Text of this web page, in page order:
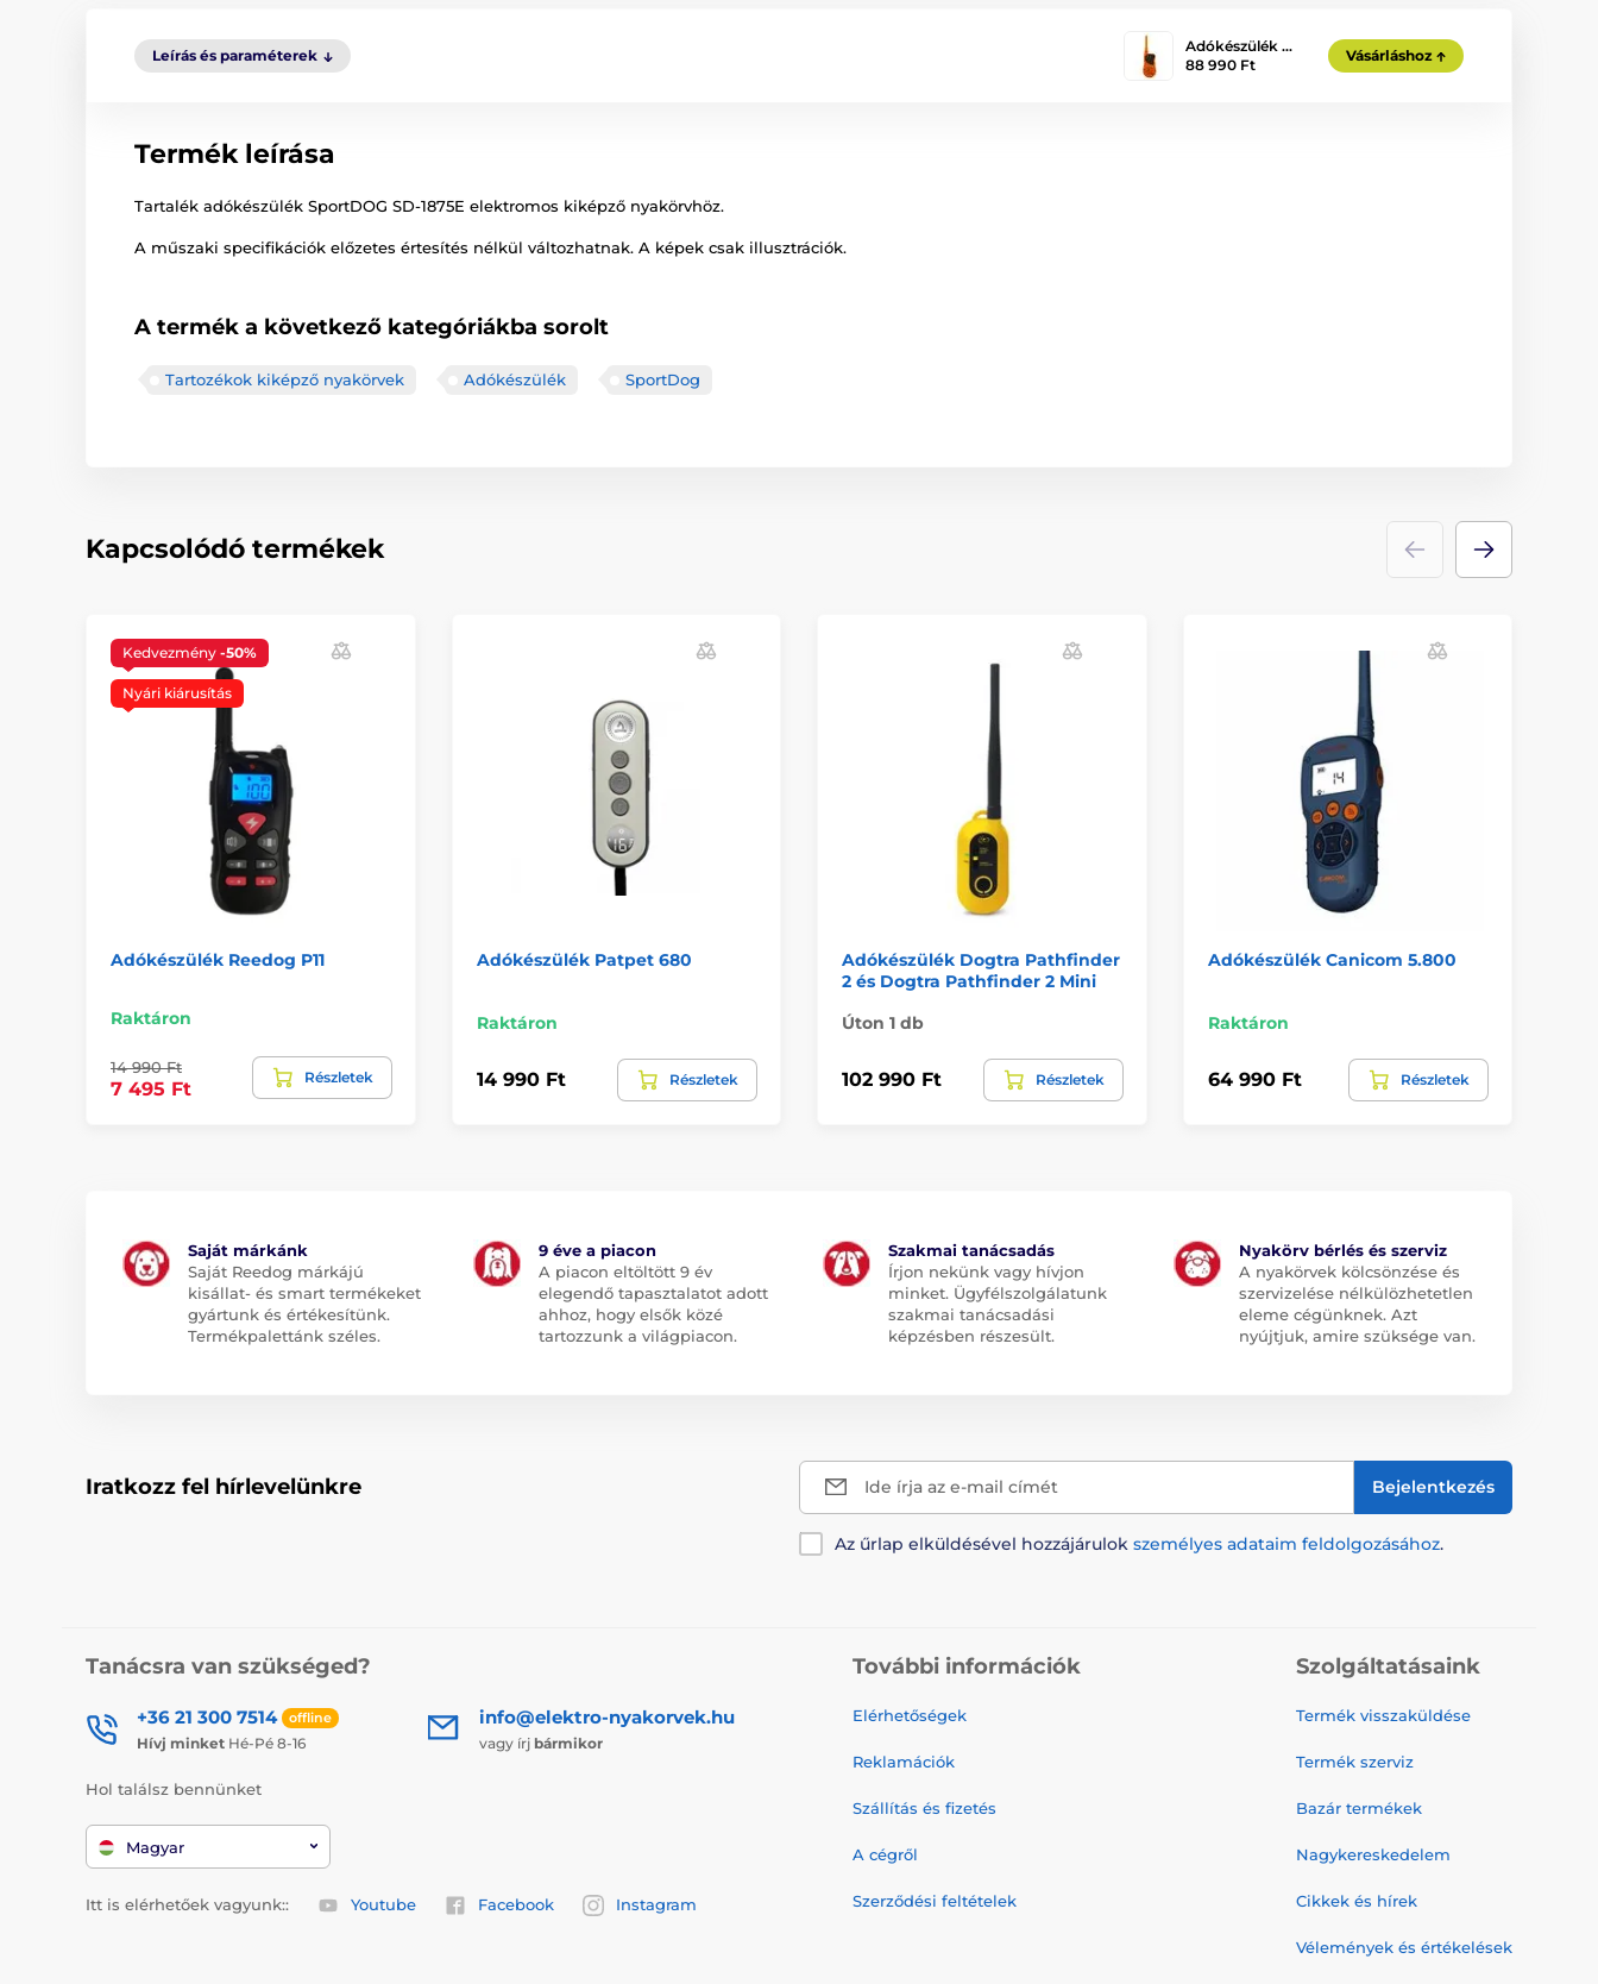
Leírás és paraméterek
Adókészülék …
88 990 Ft
Vásárláshoz
Termék leírása
Tartalék adókészülék SportDOG SD-1875E elektromos kiképző nyakörvhöz.
A műszaki specifikációk előzetes értesítés nélkül változhatnak. A képek csak illusztrációk.
A termék a következő kategóriákba sorolt
Tartozékok kiképző nyakörvek Adókészülék SportDog
Kapcsolódó termékek
Kedvezmény -50%
Nyári kiárusítás
Adókészülék Reedog P11
Raktáron
14 990 Ft
7 495 Ft
Részletek
Adókészülék Patpet 680
Raktáron
14 990 Ft Részletek
Adókészülék Dogtra Pathfinder
2 és Dogtra Pathfinder 2 Mini
Úton 1 db
102 990 Ft Részletek
Adókészülék Canicom 5.800
Raktáron
64 990 Ft Részletek
Saját márkánk
Saját Reedog márkájú
kisállat- és smart termékeket
gyártunk és értékesítünk.
Termékpalettánk széles.
9 éve a piacon
A piacon eltöltött 9 év
elegendő tapasztalatot adott
ahhoz, hogy elsők közé
tartozzunk a világpiacon.
Szakmai tanácsadás
Írjon nekünk vagy hívjon
minket. Ügyfélszolgálatunk
szakmai tanácsadási
képzésben részesült.
Nyakörv bérlés és szerviz
A nyakörvek kölcsönzése és
szervizelése nélkülözhetetlen
eleme cégünknek. Azt
nyújtjuk, amire szüksége van.
Iratkozz fel hírlevelünkre Ide írja az e-mail címét Bejelentkezés
Az űrlap elküldésével hozzájárulok személyes adataim feldolgozásához.
Tanácsra van szükséged?
+36 21 300 7514 offline
Hívj minket Hé-Pé 8-16
info@elektro-nyakorvek.hu
vagy írj bármikor
Hol találsz bennünket
Magyar
Itt is elérhetőek vagyunk:: Youtube Facebook Instagram
További információk
Elérhetőségek
Reklamációk
Szállítás és fizetés
A cégről
Szerződési feltételek
Szolgáltatásaink
Termék visszaküldése
Termék szerviz
Bazár termékek
Nagykereskedelem
Cikkek és hírek
Vélemények és értékelések